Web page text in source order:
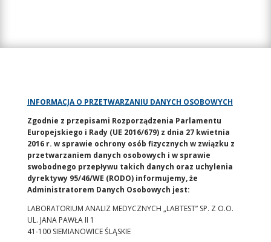
INFORMACJA O PRZETWARZANIU DANYCH OSOBOWYCH
Zgodnie z przepisami Rozporządzenia Parlamentu
Europejskiego i Rady (UE 2016/679) z dnia 27 kwietnia
2016 r. w sprawie ochrony osób fizycznych w związku z
przetwarzaniem danych osobowych i w sprawie
swobodnego przepływu takich danych oraz uchylenia
dyrektywy 95/46/WE (RODO) informujemy, że
Administratorem Danych Osobowych jest:
LABORATORIUM ANALIZ MEDYCZNYCH „LABTEST” SP. Z O.O.
UL. JANA PAWŁA II 1
41-100 SIEMIANOWICE ŚLĄSKIE